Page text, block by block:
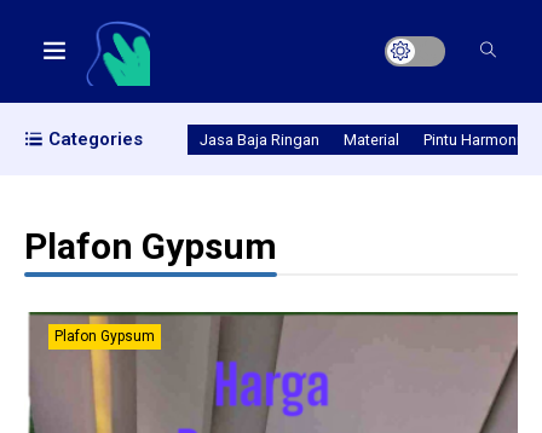
Categories Jasa Baja Ringan Material Pintu Harmonika
Plafon Gypsum
Plafon Gypsum